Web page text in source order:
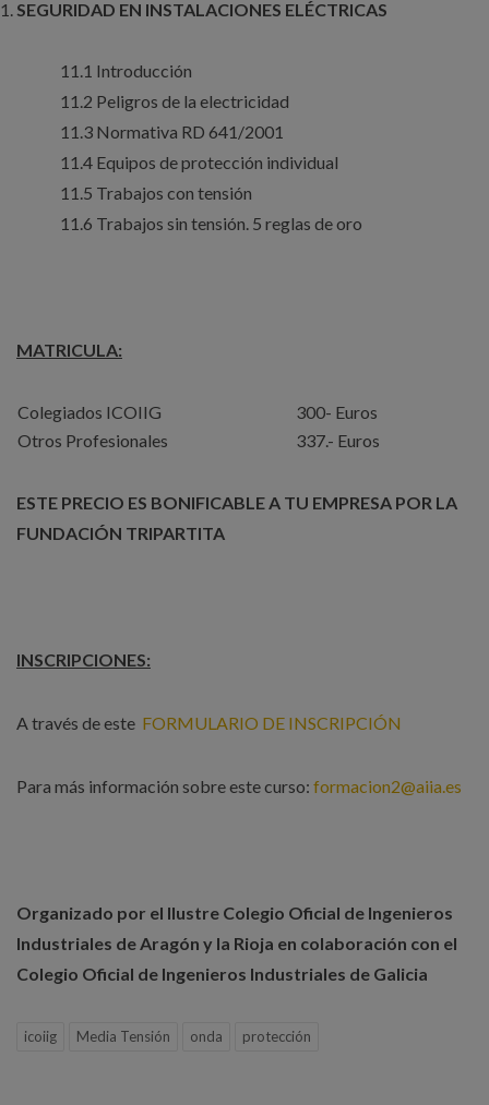
SEGURIDAD EN INSTALACIONES ELÉCTRICAS
11.1 Introducción
11.2 Peligros de la electricidad
11.3 Normativa RD 641/2001
11.4 Equipos de protección individual
11.5 Trabajos con tensión
11.6 Trabajos sin tensión. 5 reglas de oro
MATRICULA:
Colegiados ICOIIG
300- Euros
Otros Profesionales
337.- Euros
ESTE PRECIO ES BONIFICABLE A TU EMPRESA POR LA
FUNDACIÓN TRIPARTITA
INSCRIPCIONES:
A través de este FORMULARIO DE INSCRIPCIÓN
Para más información sobre este curso: formacion2@aiia.es
Organizado por el Ilustre Colegio Oficial de Ingenieros
Industriales de Aragón y la Rioja en colaboración con el
Colegio Oficial de Ingenieros Industriales de Galicia
icoiig Media Tensión onda protección